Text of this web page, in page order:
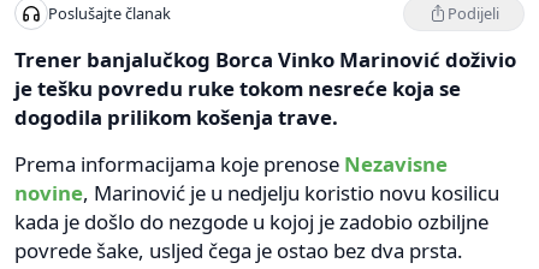
Poslušajte članak Podijeli
Trener banjalučkog Borca Vinko Marinović doživio
je tešku povredu ruke tokom nesreće koja se
dogodila prilikom košenja trave.
Prema informacijama koje prenose Nezavisne
novine, Marinović je u nedjelju koristio novu kosilicu
kada je došlo do nezgode u kojoj je zadobio ozbiljne
povrede šake, usljed čega je ostao bez dva prsta.